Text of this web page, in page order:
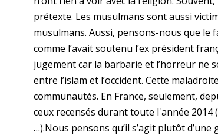
prétexte. Les musulmans sont aussi
musulmans. Aussi, pensons-nous que le
comme l’avait soutenu l’ex président
jugement car la barbarie et l’horreur ne
entre l’islam et l’occident. Cette
communautés. En France, seulement,
ceux recensés durant toute l'année
…).Nous pensons qu’il s’agit plutôt